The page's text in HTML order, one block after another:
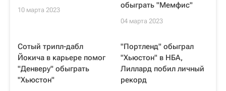
10 марта 2023
обыграть "Мемфис"
04 марта 2023
Сотый трипл-дабл
Йокича в карьере помог
"Денверу" обыграть
"Хьюстон"
"Портленд" обыграл
"Хьюстон" в НБА,
Лиллард побил личный
рекорд